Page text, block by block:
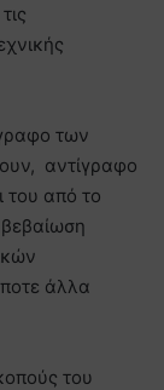
των
αντίγραφο
του από το
άλλα
του